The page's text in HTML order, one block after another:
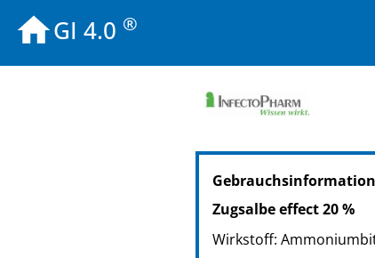
GI 4.0 ®
PZN: 11517516
PPN: 111151751650
Zugsalbe effect 20 %
Wirkstoff: